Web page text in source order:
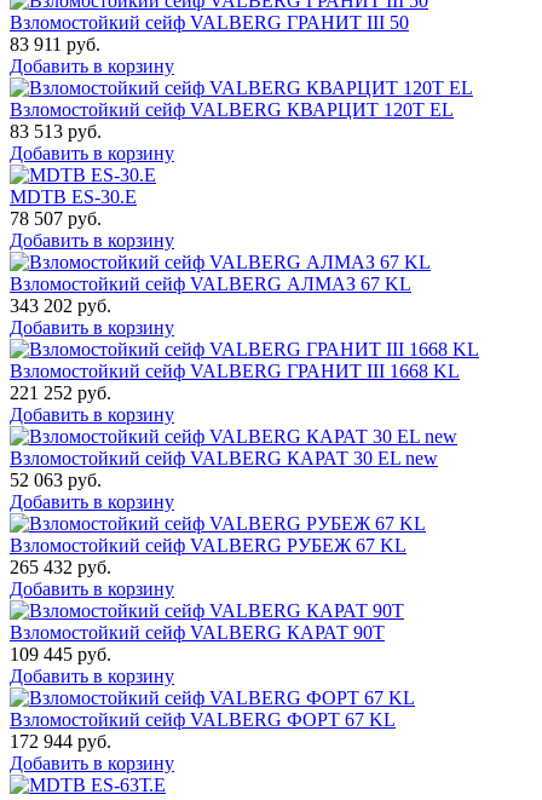
Взломостойкий сейф VALBERG ГРАНИТ III 50
83 911 руб.
Добавить в корзину
Взломостойкий сейф VALBERG КВАРЦИТ 120Т EL
83 513 руб.
Добавить в корзину
MDTB ES-30.Е
78 507 руб.
Добавить в корзину
Взломостойкий сейф VALBERG АЛМАЗ 67 KL
343 202 руб.
Добавить в корзину
Взломостойкий сейф VALBERG ГРАНИТ III 1668 KL
221 252 руб.
Добавить в корзину
Взломостойкий сейф VALBERG КАРАТ 30 EL new
52 063 руб.
Добавить в корзину
Взломостойкий сейф VALBERG РУБЕЖ 67 KL
265 432 руб.
Добавить в корзину
Взломостойкий сейф VALBERG КАРАТ 90T
109 445 руб.
Добавить в корзину
Взломостойкий сейф VALBERG ФОРТ 67 KL
172 944 руб.
Добавить в корзину